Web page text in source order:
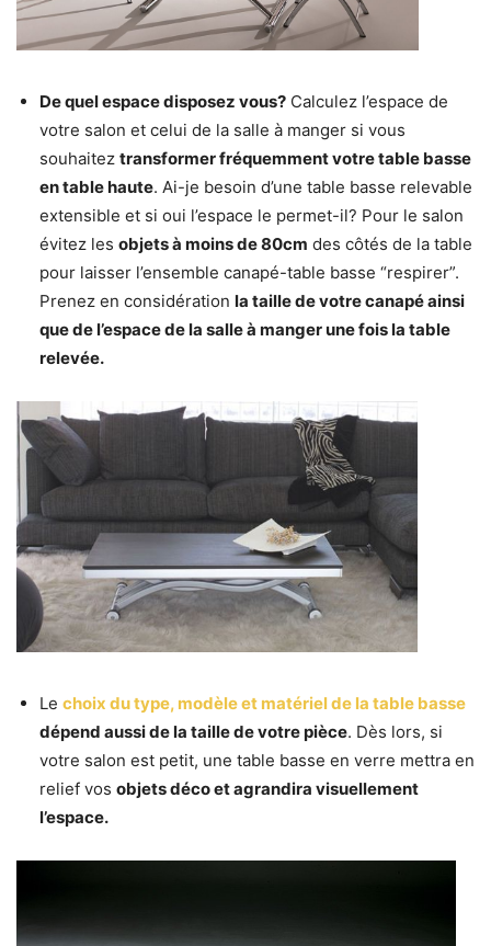
De quel espace disposez vous? Calculez l’espace de
votre salon et celui de la salle à manger si vous
souhaitez transformer fréquemment votre table basse
en table haute. Ai-je besoin d’une table basse relevable
extensible et si oui l’espace le permet-il? Pour le salon
évitez les objets à moins de 80cm des côtés de la table
pour laisser l’ensemble canapé-table basse “respirer”.
Prenez en considération la taille de votre canapé ainsi
que de l’espace de la salle à manger une fois la table
relevée.
Le choix du type, modèle et matériel de la table basse
dépend aussi de la taille de votre pièce. Dès lors, si
votre salon est petit, une table basse en verre mettra en
relief vos objets déco et agrandira visuellement
l’espace.